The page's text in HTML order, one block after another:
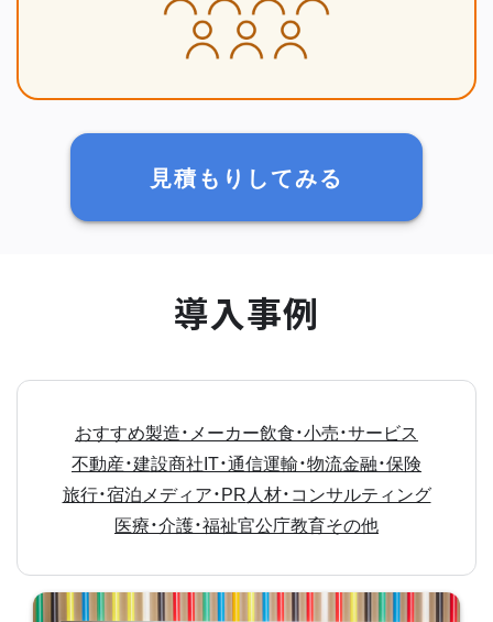
見積もりしてみる
導入事例
おすすめ製造・メーカー飲食・小売・サービス
不動産・建設商社IT・通信運輸・物流金融・保険
旅行・宿泊 メディア・PR人材・コンサルティング
医療・介護・福祉官公庁教育その他